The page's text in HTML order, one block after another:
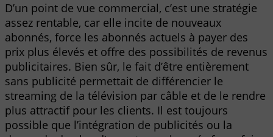
D’un point de vue commercial, c’est une stratégie
assez rentable, car elle incite de nouveaux
abonnés, force les abonnés actuels à payer des
prix plus élevés et offre des possibilités de revenus
publicitaires. Bien sûr, le fait d’être entièrement
sans publicité permettait de différencier le
streaming de la télévision par câble et de le rendre
plus attractif pour les clients. Il est toujours
possible que l’intégration de publicités ou la